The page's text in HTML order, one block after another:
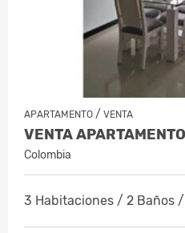
APARTAMENTO / VENTA
Colombia
3 Habitaciones / 2 Baños /